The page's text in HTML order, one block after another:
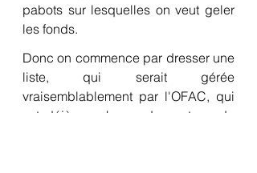
pabots sur lesquelles on veut geler
les fonds.
Donc on commence par dresser une
liste, qui serait gérée
vraisemblablement par l'OFAC, qui
est déjà en charge de ce type de